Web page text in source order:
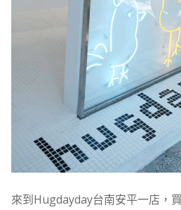
來到Hugdayday台南安平一店，